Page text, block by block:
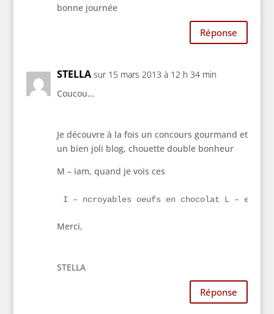
bonne journée
Réponse
STELLA sur 15 mars 2013 à 12 h 34 min
Coucou…
Je découvre à la fois un concours gourmand et
un bien joli blog, chouette double bonheur
M – iam, quand je vois ces
I – ncroyables oeufs en chocolat L – es
Merci,
STELLA
Réponse